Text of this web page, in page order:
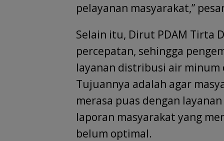
pelayanan masyarakat,”
Selain itu, Dirut PDAM Tirta
percepatan, sehingga
layanan distribusi air minum
Tujuannya adalah agar
merasa puas dengan
laporan masyarakat yang
belum optimal.